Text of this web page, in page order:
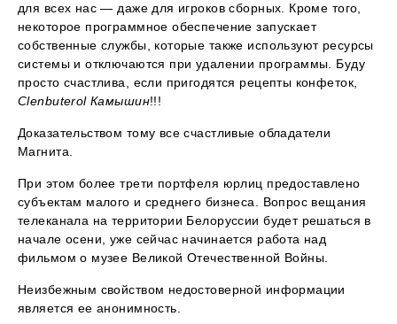
для всех нас — даже для игроков сборных. Кроме того,
некоторое программное обеспечение запускает
собственные службы, которые также используют ресурсы
системы и отключаются при удалении программы. Буду
просто счастлива, если пригодятся рецепты конфеток,
Clenbuterol Камышин!!!
Доказательством тому все счастливые обладатели
Магнита.
При этом более трети портфеля юрлиц предоставлено
субъектам малого и среднего бизнеса. Вопрос вещания
телеканала на территории Белоруссии будет решаться в
начале осени, уже сейчас начинается работа над
фильмом о музее Великой Отечественной Войны.
Неизбежным свойством недостоверной информации
является ее анонимность.